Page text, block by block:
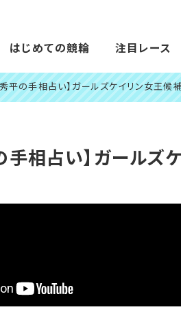
はじめての競輪 注目レース
平の手相占い】ガールズケイリン女王候
手相占い】ガール